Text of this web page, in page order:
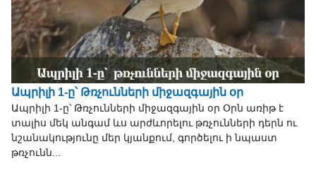
Ապրիլի 1-ը՝ Թռչունների միջազգային օր
Ապրիլի 1-ը՝ Թռչունների միջազգային օր Օրն առիթ է
տալիս մեկ անգամ ևս արժևորելու թռչունների դերն ու
նշանակությունը մեր կյանքում, գործելու ի նպաստ
թռչունն...